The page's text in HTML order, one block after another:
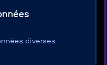
diverses